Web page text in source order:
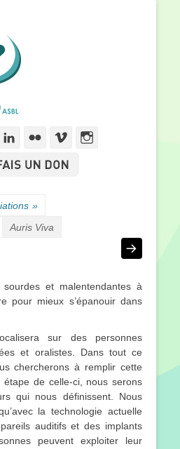
des Sourds de Belgique
Linkedln
Flickr Vimeo
»
Auris Viva
et malentendantes à
pour mieux s’épanouir dans
sur des personnes
et oralistes. Dans tout ce
chercherons à remplir cette
étape de celle-ci, nous serons
qui nous définissent. Nous
la technologie actuelle
auditifs et des implants
peuvent exploiter leur